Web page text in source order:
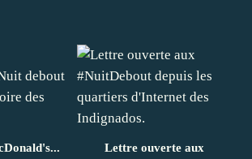
Lettre ouverte aux